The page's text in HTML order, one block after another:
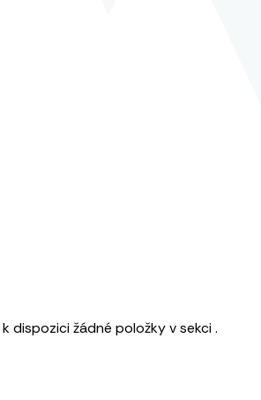
dispozici žádné položky v sekci .